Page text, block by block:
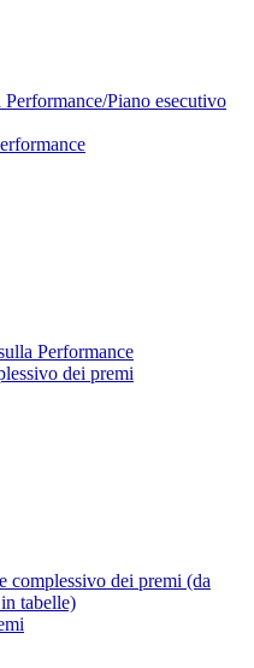
Performance/Piano esecutivo
Performance
dei premi
complessivo dei premi (da
tabelle)